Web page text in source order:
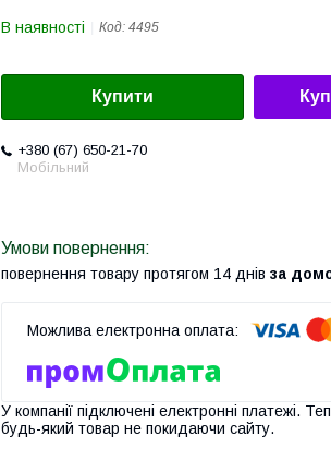
В наявності Код: 4495
Купити
+380 (67) 650-21-70
Мобільний
повернення товару протягом 14 днів за
У компанії підключені електронні платежі.
будь-який товар не покидаючи сайту.